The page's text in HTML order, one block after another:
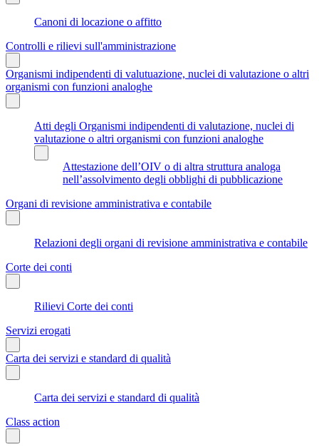
Canoni di locazione o affitto
Controlli e rilievi sull'amministrazione
Organismi indipendenti di valutuazione, nuclei di valutazione o altri
organismi con funzioni analoghe
Atti degli Organismi indipendenti di valutazione, nuclei di
valutazione o altri organismi con funzioni analoghe
Attestazione dell’OIV o di altra struttura analoga
nell’assolvimento degli obblighi di pubblicazione
Organi di revisione amministrativa e contabile
Relazioni degli organi di revisione amministrativa e contabile
Corte dei conti
Rilievi Corte dei conti
Servizi erogati
Carta dei servizi e standard di qualità
Carta dei servizi e standard di qualità
Class action